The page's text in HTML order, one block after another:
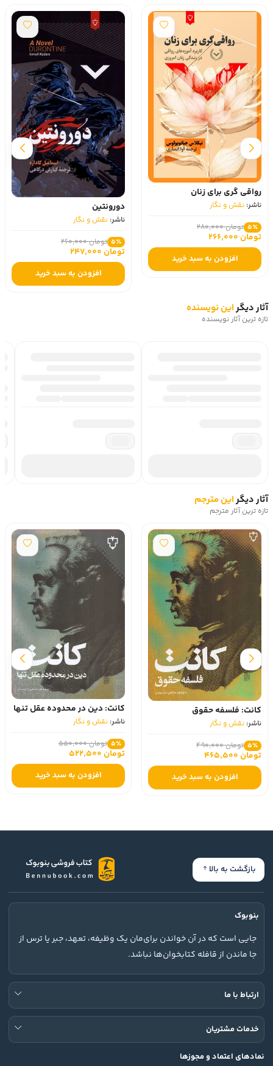
رواقی‌ گری برای زنان
ناشر: نقش و نگار
5٪ تومان 280,000
تومان 266,000
افزودن به سبد خرید
دورونتین
ناشر: نقش و نگار
5٪ تومان 260,000
تومان 247,000
افزودن به سبد خرید
آثار دیگراین نویسنده
تازه ترین آثار نویسنده
آثار دیگراین مترجم
تازه ترین آثار مترجم
کانت: فلسفه حقوق
ناشر: نقش و نگار
5٪ تومان 490,000
تومان 465,500
افزودن به سبد خرید
کانت: دین در محدوده عقل تنها
ناشر: نقش و نگار
5٪ تومان 550,000
تومان 522,500
افزودن به سبد خرید
بازگشت به بالا
بنوبوک
جایی است که در آن خواندن برای‌مان یک وظیفه، تعهد، جبر یا ترس از
جا ماندن از قافله کتابخوان‌ها نباشد.
ارتباط با ما
خدمات مشتریان
نمادهای اعتماد و مجوزها